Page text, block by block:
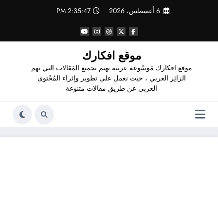
6 أغسطس، 2026 2:35:48 PM
موقع افكارك
موقع افكارك مَوسُوعة عربية تهتم بجميع المَقالات التي تهم
الزائِر العربي ، حيث نعمل على تطوير وإثراء المُحْتوى
العربي عن طريق مقالات متنوعة